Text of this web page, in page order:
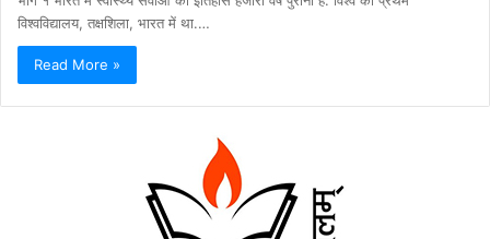
विश्वविद्यालय, तक्षशिला, भारत में था.…
Read More »